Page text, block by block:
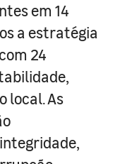
em 14
a estratégia
24
local. As